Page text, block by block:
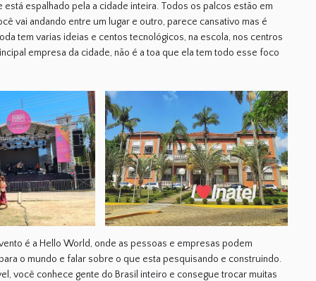
está espalhado pela a cidade inteira. Todos os palcos estão em
vai andando entre um lugar e outro, parece cansativo mas é
tem varias ideias e centos tecnológicos, na escola, nos centros
empresa da cidade, não é a toa que ela tem todo esse foco
é a Hello World, onde as pessoas e empresas podem
o mundo e falar sobre o que esta pesquisando e construindo.
você conhece gente do Brasil inteiro e consegue trocar muitas